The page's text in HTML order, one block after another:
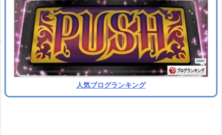
人気ブログランキング